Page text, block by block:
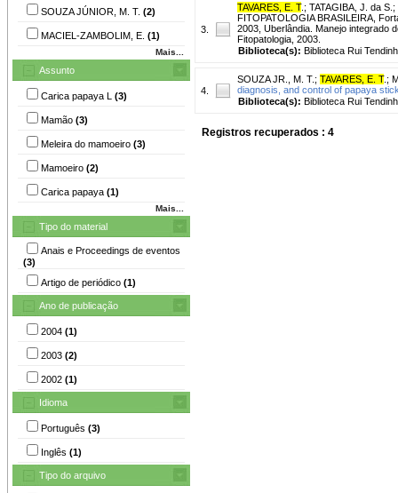
SOUZA JÚNIOR, M. T. (2)
MACIEL-ZAMBOLIM, E. (1)
Mais...
Assunto
Carica papaya L (3)
Mamão (3)
Meleira do mamoeiro (3)
Mamoeiro (2)
Carica papaya (1)
Mais...
Tipo do material
Anais e Proceedings de eventos
(3)
Artigo de periódico (1)
Ano de publicação
2004 (1)
2003 (2)
2002 (1)
Idioma
Português (3)
Inglês (1)
Tipo do arquivo
3.
TAVARES, E. T. ; TATAGIBA, J. da S. ;
FITOPATOLOGIA BRASILEIRA,
2003, Uberlândia. Manejo integrado
Fitopatologia, 2003.
Biblioteca(s): Biblioteca Rui
4.
SOUZA JR., M. T. ; TAVARES, E. T. ;
diagnosis, and control of papaya
Biblioteca(s): Biblioteca Rui
Registros recuperados : 4